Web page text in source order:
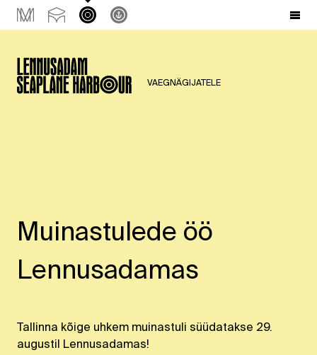
VAEGNÄGIJATELE
Muinastulede öö
Lennusadamas
Tallinna kõige uhkem muinastuli süüdatakse 29.
augustil Lennusadamas!